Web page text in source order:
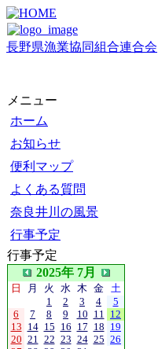
長野県漁業協同組合連合会
メニュー
ホーム
お知らせ
便利マップ
よくある質問
奈良井川の風景
行事予定
行事予定
2025年 7月
日 月 火 水 木 金 土
1
2 3 4
5
6
7 8 9 10 11 12
13 14 15 16 17 18 19
20 21 22 23 24 25 26